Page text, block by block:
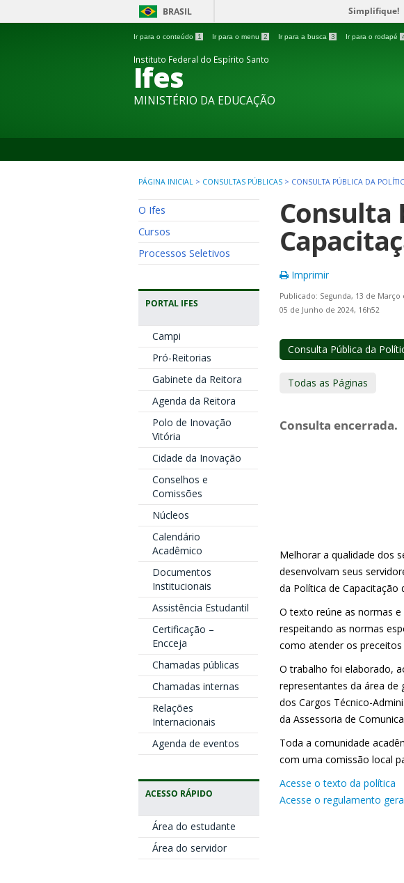
BRASIL Simplifique!
Ir para o conteúdo 1 Ir para o menu 2 Ir para a busca 3 Ir para o rodapé
Instituto Federal do Espírito Santo
Ifes
MINISTÉRIO DA EDUCAÇÃO
PÁGINA INICIAL > CONSULTAS PÚBLICAS > CONSULTA PÚBLICA DA
O Ifes
Cursos
Processos Seletivos
PORTAL IFES
Campi
Pró-Reitorias
Gabinete da Reitora
Agenda da Reitora
Polo de Inovação
Vitória
Cidade da Inovação
Conselhos e
Comissões
Núcleos
Calendário
Acadêmico
Documentos
Institucionais
Assistência Estudantil
Certificação –
Encceja
Chamadas públicas
Chamadas internas
Relações
Internacionais
Agenda de eventos
ACESSO RÁPIDO
Área do estudante
Área do servidor
Consulta
Imprimir
Publicado: Segunda, 13 de Março
05 de Junho de 2024, 16h52
Consulta Pública da
Todas as Páginas
Consulta encerrada.
Melhorar a qualidade dos
desenvolvam seus
da Política de Capacitação
O texto reúne as normas
respeitando as normas
como atender os
O trabalho foi elaborado,
representantes da área de
dos Cargos Técnico-
da Assessoria de
Toda a comunidade
com uma comissão local
Acesse o texto da política
Acesse o regulamento